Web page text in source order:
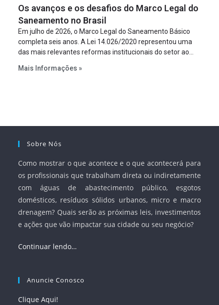
projeto a projeto.
Os avanços e os desafios do Marco Legal do
Saneamento no Brasil
Em julho de 2026, o Marco Legal do Saneamento Básico
completa seis anos. A Lei 14.026/2020 representou uma
das mais relevantes reformas institucionais do setor ao
serviços, ampliar a participação da iniciativa privada,
Mais Informações »
Sobre Nós
Como mostrar o que acontece e o que acontecerá para
os profissionais que trabalham direta ou indiretamente
com águas de abastecimento público, esgotos
domésticos, resíduos sólidos urbanos, micro e macro
drenagem? Quais serão as próximas leis, investimentos
e ações que vão impactar sua cidade ou seu negócio?
Continuar lendo…
Anuncie Conosco
Clique Aqui!